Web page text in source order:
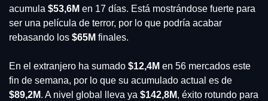
acumula $53,6M en 17 días. Está mostrándose fuerte para
ser una película de terror, por lo que podría acabar
rebasando los $65M finales.
En el extranjero ha sumado $12,4M en 56 mercados este
$89,2M. A nivel global lleva ya $142,8M, éxito rotundo para